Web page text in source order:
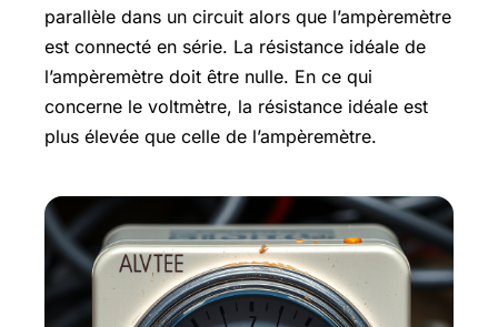
parallèle dans un circuit alors que l’ampèremètre
est connecté en série. La résistance idéale de
l’ampèremètre doit être nulle. En ce qui
concerne le voltmètre, la résistance idéale est
plus élevée que celle de l’ampèremètre.